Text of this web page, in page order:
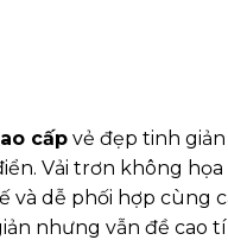
cấp vẻ đẹp tinh
Vải trơn không
dễ phối hợp cùng
nhưng vẫn đề cao